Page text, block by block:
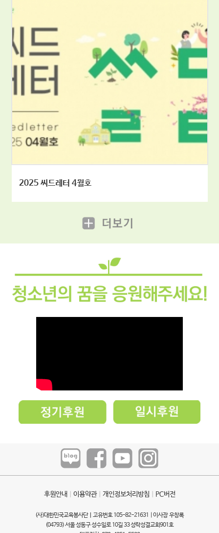
2025 씨드레터 4월호
후원안내 이용약관ㅣ 개인정보처리방침 PC버전
(사)대한민국교육봉사단ㅣ고유번호 105-82-21631 | 이사장 우창록
(04793) 서울 성동구 성수일로 10길 33 성락성결교회901호